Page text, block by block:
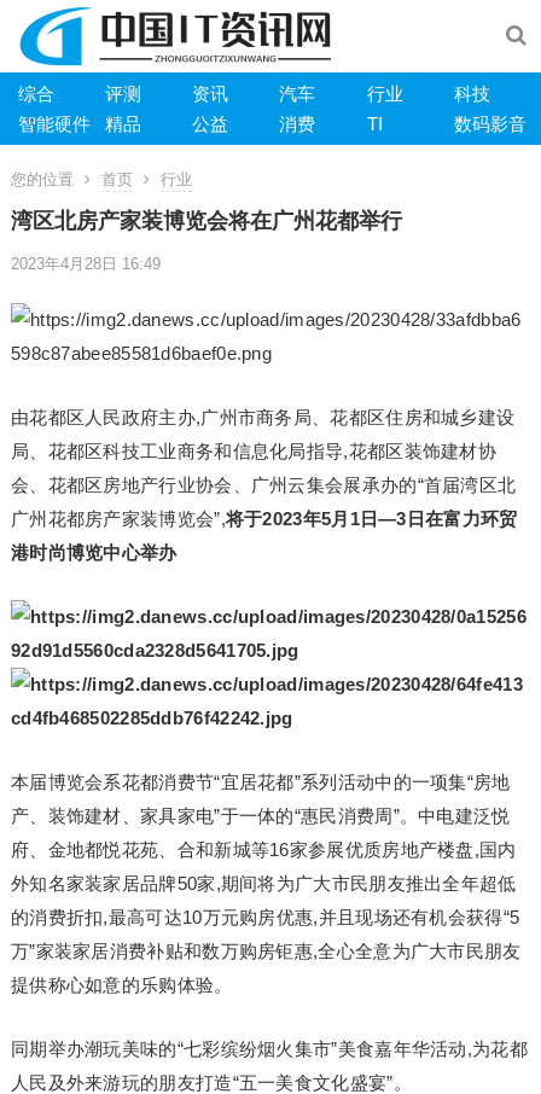
综合 评测 资讯 汽车 行业
科技
智能硬件
精品 公益 消费 TI 数码影音
您的位置 首页 行业
湾区北房产家装博览会将在广州花都举行
2023年4月28日 16:49
由花都区人民政府主办,广州市商务局、花都区住房和城乡建设
局、花都区科技工业商务和信息化局指导,花都区装饰建材协
会、花都区房地产行业协会、广州云集会展承办的“首届湾区北
广州花都房产家装博览会”,将于2023年5月1日—3日在富力环贸
港时尚博览中心举办
本届博览会系花都消费节“宜居花都”系列活动中的一项集“房地
产、装饰建材、家具家电”于一体的“惠民消费周”。中电建泛悦
府、金地都悦花苑、合和新城等16家参展优质房地产楼盘,国内
外知名家装家居品牌50家,期间将为广大市民朋友推出全年超低
的消费折扣,最高可达10万元购房优惠,并且现场还有机会获得“5
万”家装家居消费补贴和数万购房钜惠,全心全意为广大市民朋友
提供称心如意的乐购体验。
同期举办潮玩美味的“七彩缤纷烟火集市”美食嘉年华活动,为花都
人民及外来游玩的朋友打造“五一美食文化盛宴”。